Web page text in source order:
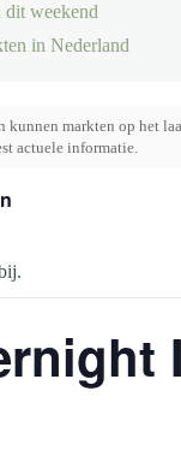
dit weekend
in Nederland
markten op het
actuele informatie.